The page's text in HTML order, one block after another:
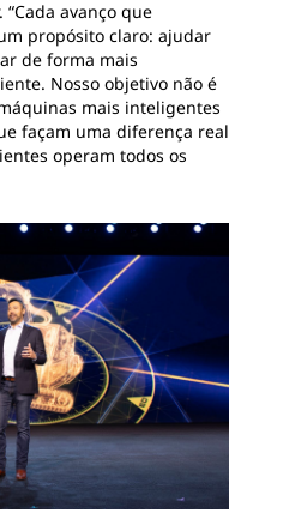
avanço que
propósito claro: ajudar
de forma mais
Nosso objetivo não é
mais inteligentes
façam uma diferença real
operam todos os